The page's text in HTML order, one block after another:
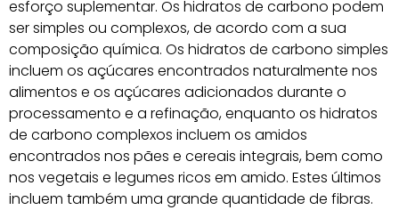
esforço suplementar. Os hidratos de carbono podem
ser simples ou complexos, de acordo com a sua
composição química. Os hidratos de carbono simples
incluem os açúcares encontrados naturalmente nos
alimentos e os açúcares adicionados durante o
processamento e a refinação, enquanto os hidratos
de carbono complexos incluem os amidos
encontrados nos pães e cereais integrais, bem como
nos vegetais e legumes ricos em amido. Estes últimos
incluem também uma grande quantidade de fibras.